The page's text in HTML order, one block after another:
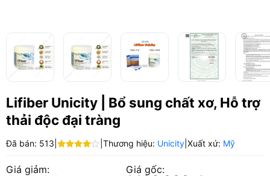
Lifiber Unicity | Bổ sung chất xơ, Hỗ trợ
thải độc đại tràng
Đã bán: 513 Thương hiệu: Unicity| Xuất xứ: Mỹ
Giá giảm: Giá gốc: